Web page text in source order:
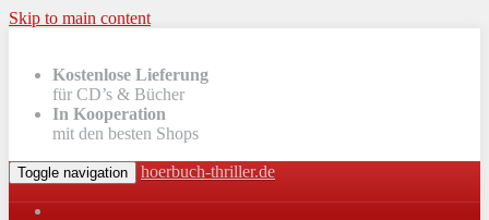
Skip to main content
Kostenlose Lieferung
für CD’s & Bücher
In Kooperation
mit den besten Shops
Toggle navigation hoerbuch-thriller.de